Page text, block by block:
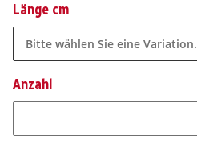
Länge cm
Bitte wählen Sie eine Variation.
Anzahl